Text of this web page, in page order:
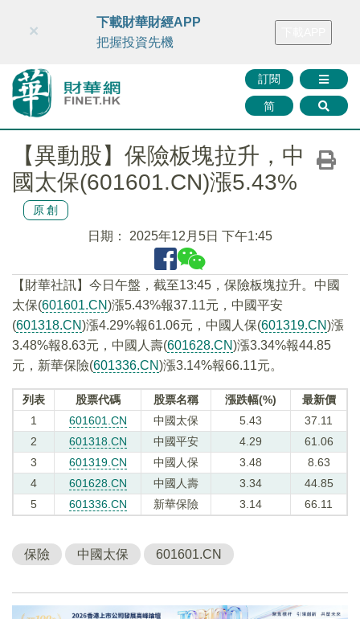
財華智庫網 FINTV FINMETA 財華證券 媒體矩陣
訂閱
简
×
下載財華財經APP
把握投資先機
【異動股】保險板塊拉升，中
國太保(601601.CN)漲5.43%
原創
日期： 2025年12月5日 下午1:45
【財華社訊】今日午盤，截至13:45，保險板塊拉升。中國
太保(601601.CN)漲5.43%報37.11元，中國平安
(601318.CN)漲4.29%報61.06元，中國人保(601319.CN)漲
3.48%報8.63元，中國人壽(601628.CN)漲3.34%報44.85
元，新華保險(601336.CN)漲3.14%報66.11元。
列表 股票代碼 股票名稱 漲跌幅(%)
最新價
1
601601.CN 中國太保 5.43
37.11
2
601318.CN 中國平安 4.29
61.06
3
601319.CN 中國人保 3.48
8.63
4
601628.CN 中國人壽 3.34
44.85
5
601336.CN 新華保險 3.14 66.11
保險 中國太保 601601.CN